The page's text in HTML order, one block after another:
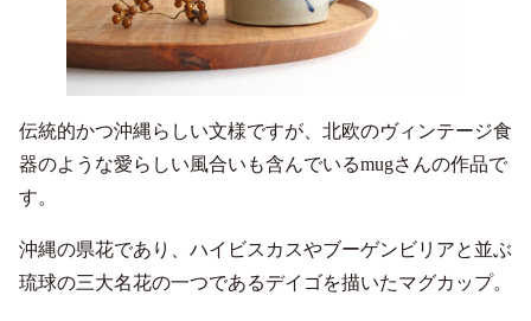
伝統的かつ沖縄らしい文様ですが、北欧のヴィンテージ食
器のような愛らしい風合いも含んでいるmugさんの作品で
す。
沖縄の県花であり、ハイビスカスやブーゲンビリアと並ぶ
琉球の三大名花の一つであるデイゴを描いたマグカップ。